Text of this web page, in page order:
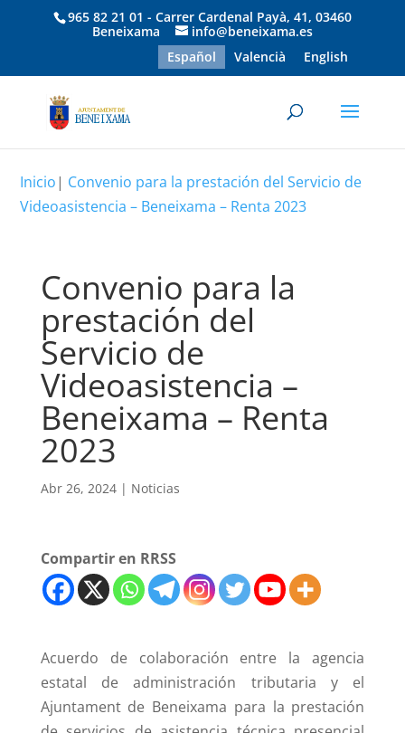
965 82 21 01 - Carrer Cardenal Payà, 41, 03460
Beneixama
info@beneixama.es
Español
Valencià English
Inicio| Convenio para la prestación del Servicio de
Videoasistencia – Beneixama – Renta 2023
Convenio para la
prestación del
Servicio de
Videoasistencia –
Beneixama – Renta
2023
Abr 26, 2024| Noticias
Compartir en RRSS
Acuerdo de colaboración entre la agencia
estatal de administración tributaria y el
Ajuntament de Beneixama para la prestación